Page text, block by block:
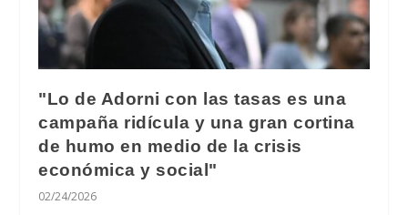
"Lo de Adorni con las tasas es una
campaña ridícula y una gran cortina
de humo en medio de la crisis
económica y social"
02/24/2026